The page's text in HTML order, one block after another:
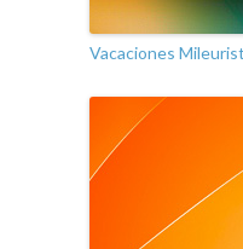
Vacaciones